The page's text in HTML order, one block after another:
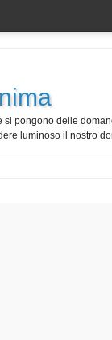
si pongono delle
luminoso il nostro